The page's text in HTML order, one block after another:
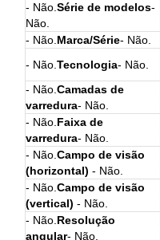
- Não. Série de modelos-
Não.
- Não. Marca/Série- Não.
- Não. Tecnologia- Não.
- Não. Camadas de
varredura- Não.
- Não. Faixa de
varredura- Não.
- Não. Campo de visão
(horizontal) - Não.
- Não. Campo de visão
(vertical) - Não.
- Não. Resolução
angular- Não.